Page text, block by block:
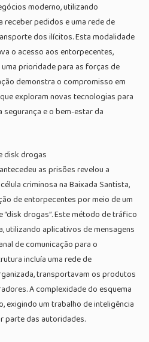
moderno, utilizando
receber pedidos e uma rede de
dos ilícitos. Esta modalidade
o acesso aos entorpecentes,
prioridade para as forças de
demonstra o compromisso em
exploram novas tecnologias para
e o bem-estar da
disk drogas
as prisões revelou a
criminosa na Baixada Santista,
de entorpecentes por meio de um
drogas”. Este método de tráfico
utilizando aplicativos de mensagens
de comunicação para o
incluía uma rede de
transportavam os produtos
A complexidade do esquema
exigindo um trabalho de inteligência
parte das autoridades.